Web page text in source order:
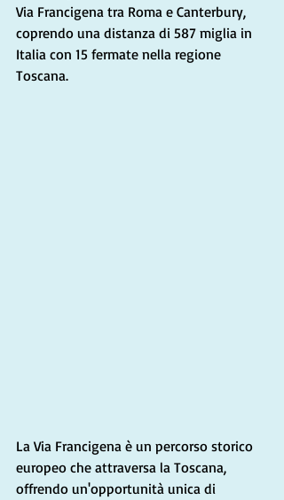
Via Francigena tra Roma e Canterbury,
coprendo una distanza di 587 miglia in
Italia con 15 fermate nella regione
Toscana.
La Via Francigena è un percorso storico
europeo che attraversa la Toscana,
offrendo un'opportunità unica di